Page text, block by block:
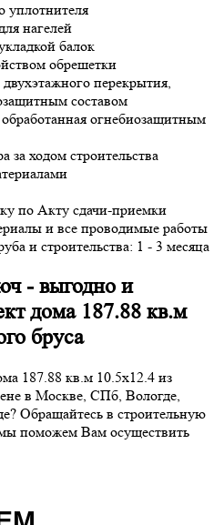
уплотнителя
нагелей
балок
обрешетки
перекрытия,
составом
огнебиозащитным
за ходом строительства
по Акту сдачи-приемки
и все проводимые работы
и строительства: 1 - 3 месяца
- выгодно и
дома 187.88 кв.м
бруса
187.88 кв.м 10.5х12.4 из
в Москве, СПб, Вологде,
Обращайтесь в строительную
поможем Вам осуществить